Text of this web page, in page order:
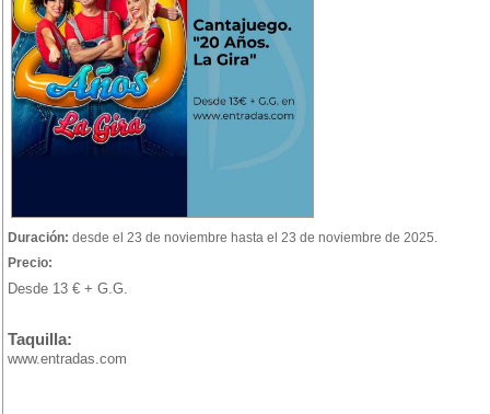
Duración: desde el 23 de noviembre hasta el 23 de noviembre de 2025.
Precio:
Desde 13 € + G.G.
Taquilla:
www.entradas.com